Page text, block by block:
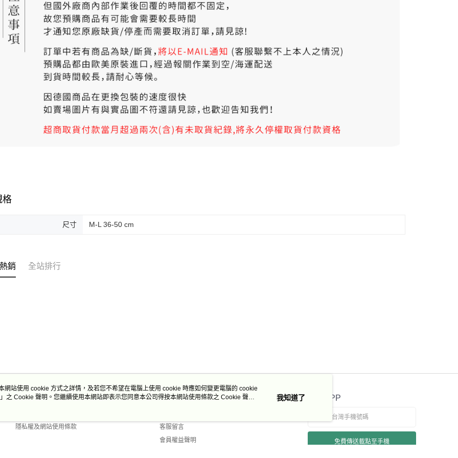
格
尺寸 M-L 36-50 cm
銷 全站排行
關於我們
隱私權及網站使用條款
客服資訊
客服留言
會員權益聲明
官方APP
免費傳送載點至手機
網站使用 cookie 方式之詳情，及若您不希望在電腦上使用 cookie 時應如何變更電腦的 cookie
」之 Cookie 聲明。您繼續使用本網站即表示您同意本公司得按本網站使用條款之 Cookie 聲明
我知道了